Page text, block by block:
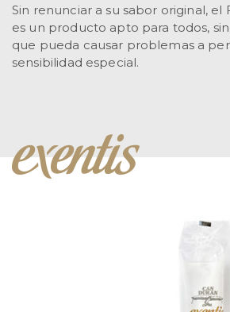
Sin renunciar a su sabor original, el
es un producto apto para todos,
que pueda causar problemas a
sensibilidad especial.